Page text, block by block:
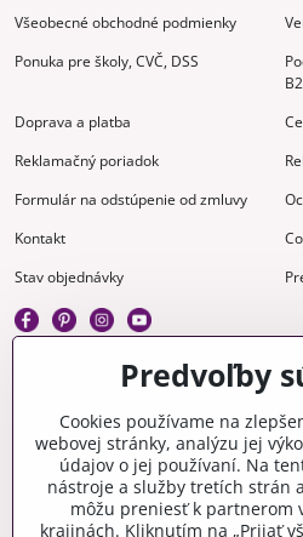
Všeobecné obchodné podmienky
Ponuka pre školy, CVČ, DSS
Doprava a platba
Reklamačný poriadok
Formulár na odstúpenie od zmluvy
Kontakt
Stav objednávky
Gravírovanie
Videonávody
Predvoľby
Cookies používame na
webovej stránky, analýzu jej
údajov o jej používaní. Na
nástroje a služby tretích strán
môžu preniesť k partnerom
krajinách. Kliknutím na „Prijať